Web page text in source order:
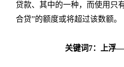
贷款、其中的一种，而使用只
合贷”的额度或将超过该数额。
关键词7：上浮